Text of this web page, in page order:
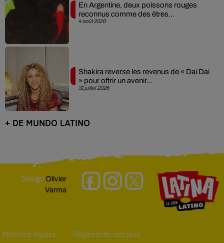
4 août 2026
En Argentine, deux poissons rouges
reconnus comme des êtres...
31 juillet 2026
Shakira reverse les revenus de « Dai Dai
» pour offrir un avenir...
+ DE MUNDO LATINO
DesignOlivier
Varma
Mentions légales Règlements des jeux